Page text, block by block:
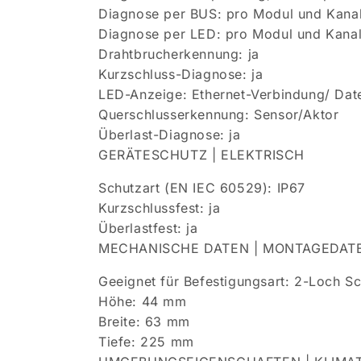
Diagnose per BUS: pro Modul und Kanal
Diagnose per LED: pro Modul und Kanal
Drahtbrucherkennung: ja
Kurzschluss-Diagnose: ja
LED-Anzeige: Ethernet-Verbindung/
Querschlusserkennung: Sensor/Aktor
Überlast-Diagnose: ja
GERÄTESCHUTZ | ELEKTRISCH
Schutzart (EN IEC 60529): IP67
Kurzschlussfest: ja
Überlastfest: ja
MECHANISCHE DATEN |
Geeignet für Befestigungsart: 2-Loch
Höhe: 44 mm
Breite: 63 mm
Tiefe: 225 mm